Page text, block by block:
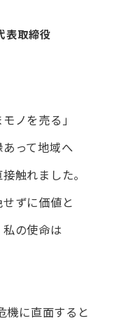
表取締役
ノを​売る」
あって​地域へ​
触れました。
ずに​価値と​
の​使命は​
機に直面すると